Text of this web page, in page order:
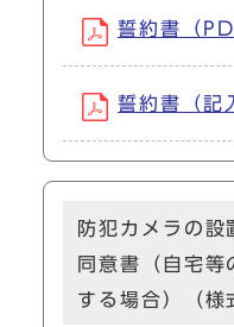
誓約書（
誓約書（
防犯カメラの設
同意書（自宅等
する場合）（様